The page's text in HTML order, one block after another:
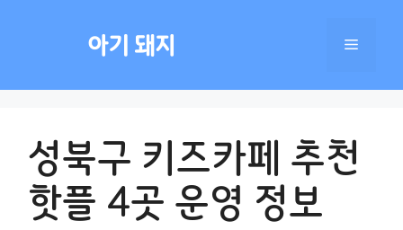
아기 돼지 메
성북구 키즈카페 추천
핫플 4곳 운영 정보